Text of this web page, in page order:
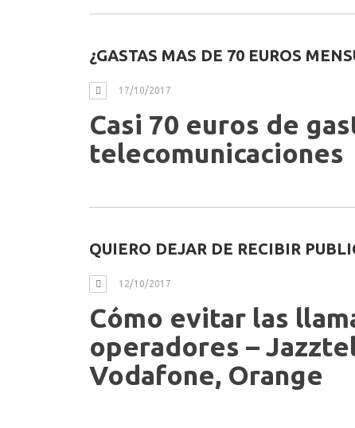
¿GASTAS MAS DE 70 EUROS
17/10/2017
Casi 70 euros de
telecomunicaciones
QUIERO DEJAR DE RECIBIR
12/10/2017
Cómo evitar las
operadores –
Vodafone, Orange